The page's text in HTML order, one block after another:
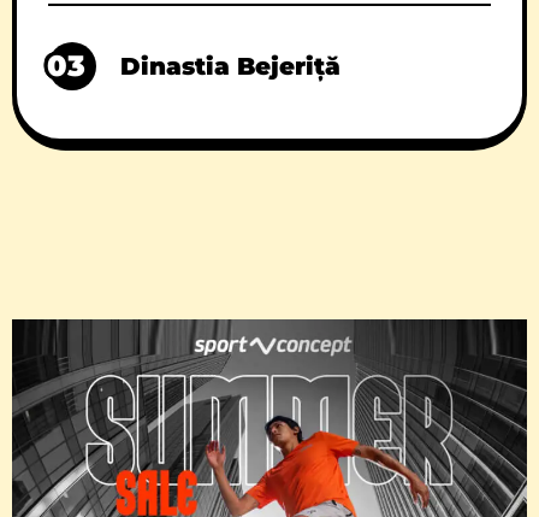
03 Dinastia Bejeriță